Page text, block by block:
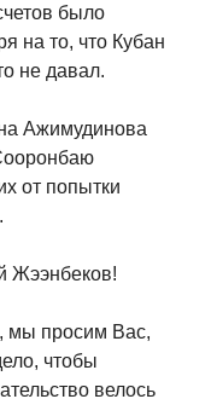
было
на то, что Кубан
не давал.
Ажимудинова
от попытки
Жээнбеков!
мы просим Вас,
чтобы
велось